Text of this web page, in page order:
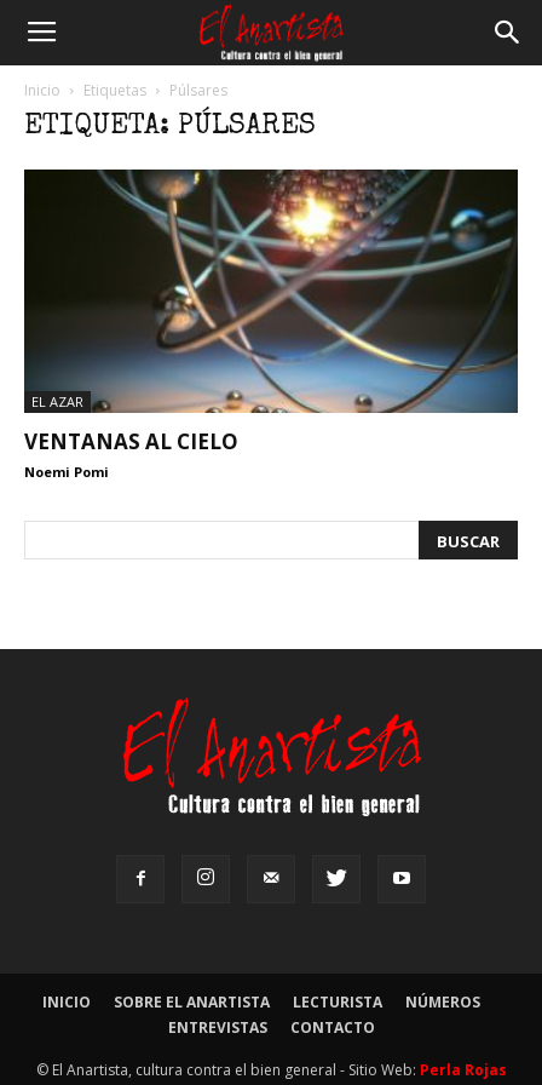
Inicio Etiquetas Púlsares
ETIQUETA: PÚLSARES
EL AZAR
VENTANAS AL CIELO
Noemi Pomi
INICIO SOBRE EL ANARTISTA LECTURISTA
NÚMEROS
ENTREVISTAS
CONTACTO
© El Anartista, cultura contra el bien general - Sitio Web: Perla Rojas